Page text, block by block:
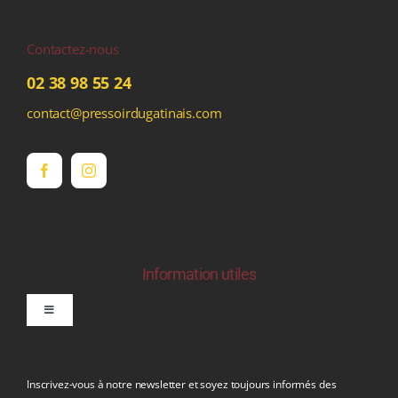
Contactez-nous
02 38 98 55 24
contact@pressoirdugatinais.com
Information utiles
Toggle
Inscrivez-vous à notre newsletter et soyez toujours informés des